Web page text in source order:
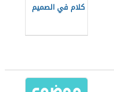
كلام في الصميم